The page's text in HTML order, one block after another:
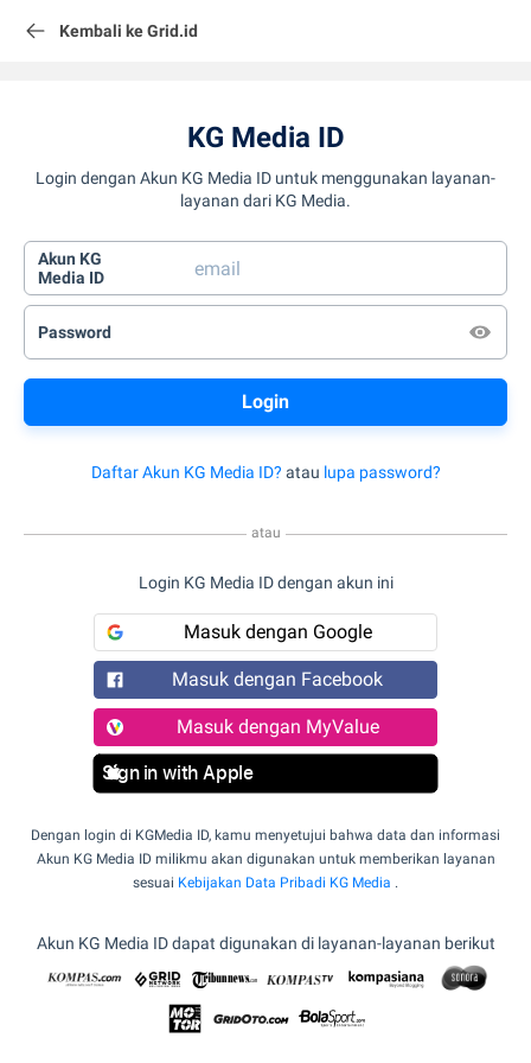
Kembali ke Grid.id
KG Media ID
Login dengan Akun KG Media ID untuk menggunakan layanan-
layanan dari KG Media.
Akun KG
Media ID
Password
Daftar Akun KG Media ID? atau lupa password?
atau
Login KG Media ID dengan akun ini
Masuk dengan Google
Masuk dengan Facebook
Masuk dengan MyValue
Sign in with Apple
Dengan login di KGMedia ID, kamu menyetujui bahwa data dan informasi
Akun KG Media ID milikmu akan digunakan untuk memberikan layanan
sesuai Kebijakan Data Pribadi KG Media .
Akun KG Media ID dapat digunakan di layanan-layanan berikut